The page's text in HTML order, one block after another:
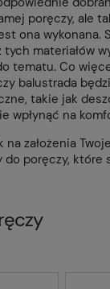
poręczy, ale
ona wykonana.
tych materiałów
tematu. Co
balustrada
takie jak
wpłynąć na
na założenia
do poręczy, które